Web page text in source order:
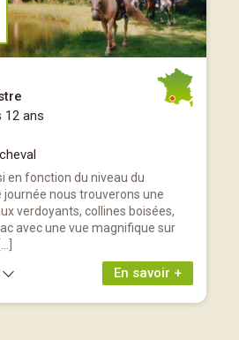
12 ans
en fonction du niveau du
nous trouverons une
verdoyants, collines boisées,
avec une vue magnifique sur
En savoir +